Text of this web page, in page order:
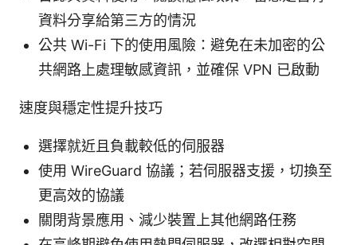
資料分享給第三方的情況
公共 Wi-Fi 下的使用風險：避免在未加密的公
共網路上處理敏感資訊，並確保 VPN 已啟動
速度與穩定性提升技巧
選擇就近且負載較低的伺服器
使用 WireGuard 協議；若伺服器支援，切換至
更高效的協議
關閉背景應用、減少裝置上其他網路任務